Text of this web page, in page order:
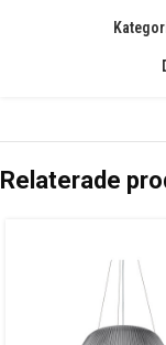
Relaterade